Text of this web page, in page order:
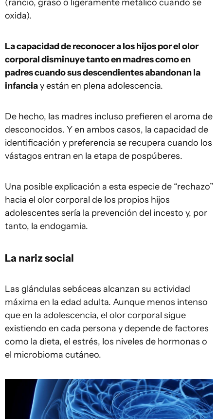
(rancio, graso o ligeramente metálico cuando se
oxida).
La capacidad de reconocer a los hijos por el olor
corporal disminuye tanto en madres como en
padres cuando sus descendientes abandonan la
infanciay están en plena adolescencia.
De hecho, las madres incluso prefieren el aroma de
desconocidos. Y en ambos casos, la capacidad de
identificación y preferencia se recupera cuando los
vástagos entran en la etapa de pospúberes.
Una posible explicación a esta especie de “rechazo”
hacia el olor corporal de los propios hijos
adolescentes sería la prevención del incesto y, por
tanto, la endogamia.
La nariz social
Las glándulas sebáceas alcanzan su actividad
máxima en la edad adulta. Aunque menos intenso
que en la adolescencia, el olor corporal sigue
existiendo en cada persona y depende de factores
como la dieta, el estrés, los niveles de hormonas o
el microbioma cutáneo.